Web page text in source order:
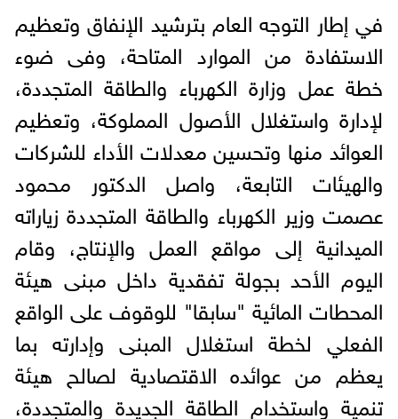
في إطار التوجه العام بترشيد الإنفاق وتعظيم
الاستفادة من الموارد المتاحة، وفى ضوء
خطة عمل وزارة الكهرباء والطاقة المتجددة،
لإدارة واستغلال الأصول المملوكة، وتعظيم
العوائد منها وتحسين معدلات الأداء للشركات
والهيئات التابعة، واصل الدكتور محمود
عصمت وزير الكهرباء والطاقة المتجددة زياراته
الميدانية إلى مواقع العمل والإنتاج، وقام
اليوم الأحد بجولة تفقدية داخل مبنى هيئة
المحطات المائية "سابقا" للوقوف على الواقع
الفعلي لخطة استغلال المبنى وإدارته بما
يعظم من عوائده الاقتصادية لصالح هيئة
تنمية واستخدام الطاقة الجديدة والمتجددة،